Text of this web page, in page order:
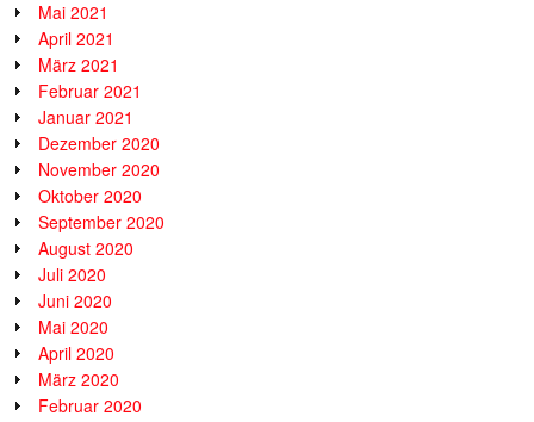
Mai 2021
April 2021
März 2021
Februar 2021
Januar 2021
Dezember 2020
November 2020
Oktober 2020
September 2020
August 2020
Juli 2020
Juni 2020
Mai 2020
April 2020
März 2020
Februar 2020